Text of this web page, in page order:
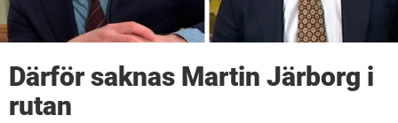
Därför saknas Martin Järborg i
rutan